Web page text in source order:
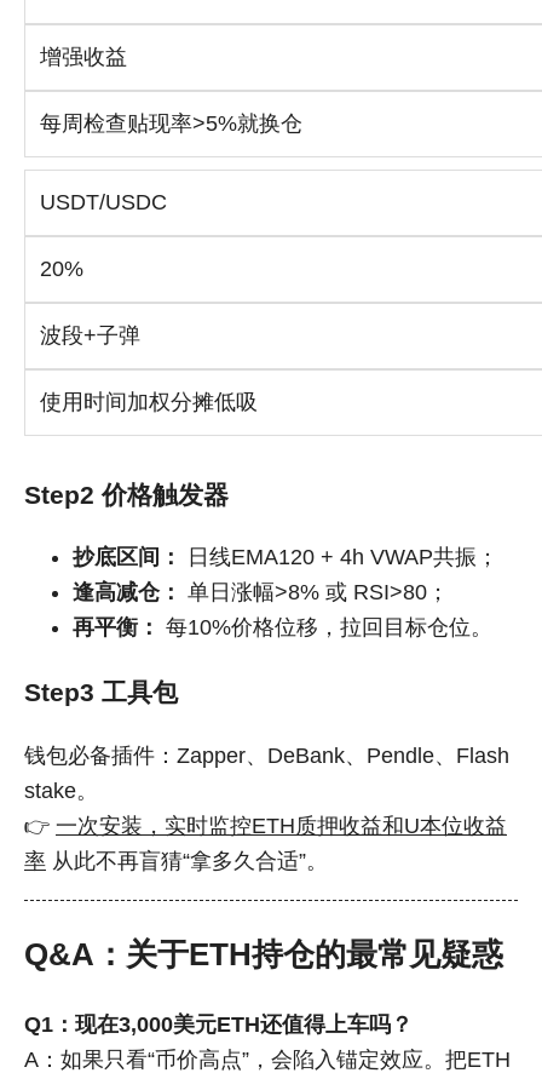
增强收益
每周检查贴现率>5%就换仓
USDT/USDC
20%
波段+子弹
使用时间加权分摊低吸
Step2 价格触发器
抄底区间：
日线EMA120 + 4h VWAP共振；
逢高减仓： 单日涨幅>8% 或 RSI>80；
再平衡： 每10%价格位移，拉回目标仓位。
Step3 工具包
钱包必备插件：Zapper、DeBank、Pendle、Flash
stake。
👉 一次安装，实时监控ETH质押收益和U本位收益
率 从此不再盲猜“拿多久合适”。
Q&A：关于ETH持仓的最常见疑惑
Q1：现在3,000美元ETH还值得上车吗？
A：如果只看“币价高点”，会陷入锚定效应。把ETH